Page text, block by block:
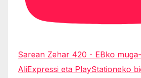
Sarean Zehar 420 - EBko
AliExpressi eta PlayStationeko